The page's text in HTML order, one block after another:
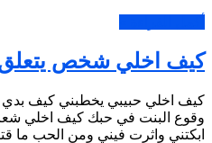
كيف اخلي شخص يتعلق
كيف اخلي حبيبي يخطبني كيف بدي
وقوع البنت في حبك كيف اخلي
ابكتني واثرت فيني ومن الحب ما